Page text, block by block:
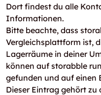
Dort findest du alle
Informationen.
Bitte beachte, dass
Vergleichsplattform ist,
Lagerräume in deiner
können auf storabble
gefunden und auf einen
Dieser Eintrag gehört zu